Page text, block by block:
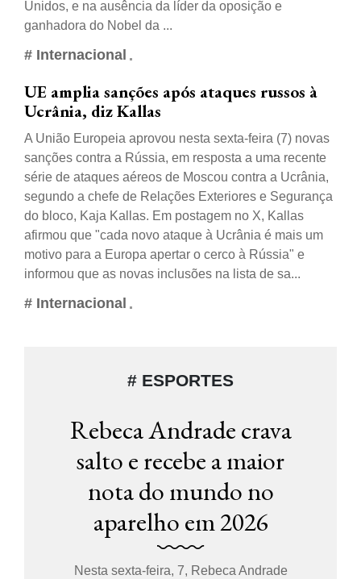
Unidos, e na ausência da líder da oposição e
ganhadora do Nobel da ...
# Internacional
UE amplia sanções após ataques russos à
Ucrânia, diz Kallas
A União Europeia aprovou nesta sexta-feira (7) novas
sanções contra a Rússia, em resposta a uma recente
série de ataques aéreos de Moscou contra a Ucrânia,
segundo a chefe de Relações Exteriores e Segurança
do bloco, Kaja Kallas. Em postagem no X, Kallas
afirmou que "cada novo ataque à Ucrânia é mais um
motivo para a Europa apertar o cerco à Rússia" e
informou que as novas inclusões na lista de sa...
# Internacional
# ESPORTES
Rebeca Andrade crava
salto e recebe a maior
nota do mundo no
aparelho em 2026
Nesta sexta-feira, 7, Rebeca Andrade
Botafogo anuncia a
renovação do lateral
Alex Telles por duas
temporadas: 'O ídolo
fica!'